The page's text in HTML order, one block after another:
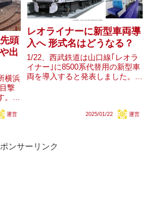
頭
出
横浜
撃
今
れ
運営
レオライナーに新型車両導
入へ 形式名はどうなる？
1/22、西武鉄道は山口線｢レオラ
イナー｣に8500系代替用の新型車
両を導入すると発表しました。現
2025/01/22 運営
ンサーリンク